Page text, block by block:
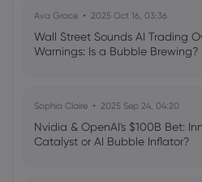
Ava Grace 2025 Oct 16, 03:36
Wall Street Sounds AI Trading
Warnings: Is a Bubble Brewing?
Sophia Claire 2025 Sep 24, 04:20
Nvidia & OpenAI's $100B Bet:
Catalyst or AI Bubble Inflator?